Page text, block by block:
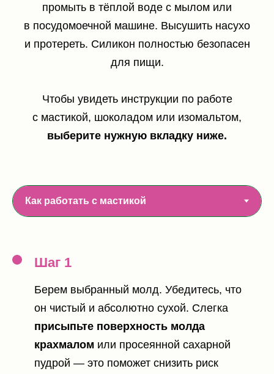
промыть в тёплой воде с мылом или
в посудомоечной машине. Высушить насухо
и протереть. Силикон полностью безопасен
для пищи.
Чтобы увидеть инструкции по работе
с мастикой, шоколадом или изомальтом,
выберите нужную вкладку ниже.
Шаг 1
Берем выбранный молд. Убедитесь, что
он чистый и абсолютно сухой. Слегка
присыпьте поверхность молда
крахмалом или просеянной сахарной
пудрой — это поможет снизить риск